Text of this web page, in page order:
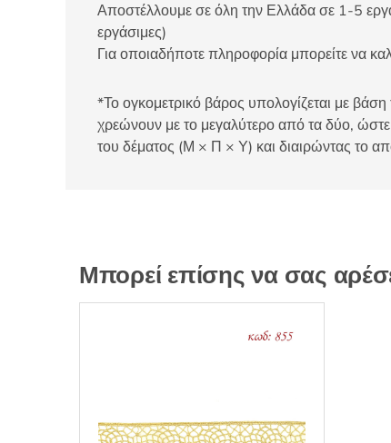
Αποστέλλουμε σε όλη την Ελλάδα σε 1-5
εργάσιμες)
Για οποιαδήποτε πληροφορία μπορείτε να
*Το ογκομετρικό βάρος υπολογίζεται με
χρεώνουν με το μεγαλύτερο από τα δύο, ώστε
του δέματος (Μ × Π × Υ) και διαιρώντας το
Μπορεί επίσης να σας